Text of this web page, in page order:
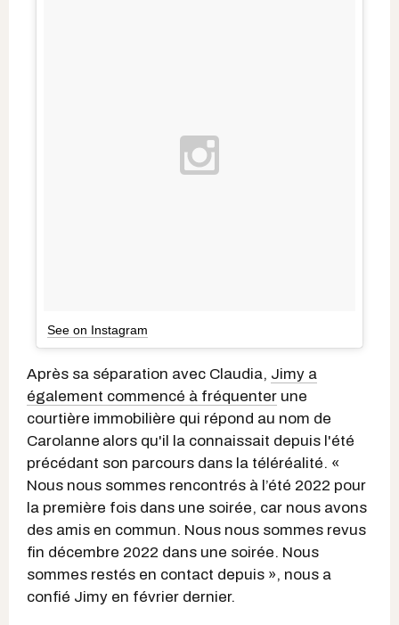
See on Instagram
Après sa séparation avec Claudia, Jimy a
également commencé à fréquenter une
courtière immobilière qui répond au nom de
Carolanne alors qu'il la connaissait depuis l'été
précédant son parcours dans la téléréalité. «
Nous nous sommes rencontrés à l’été 2022 pour
la première fois dans une soirée, car nous avons
des amis en commun. Nous nous sommes revus
fin décembre 2022 dans une soirée. Nous
sommes restés en contact depuis », nous a
confié Jimy en février dernier.